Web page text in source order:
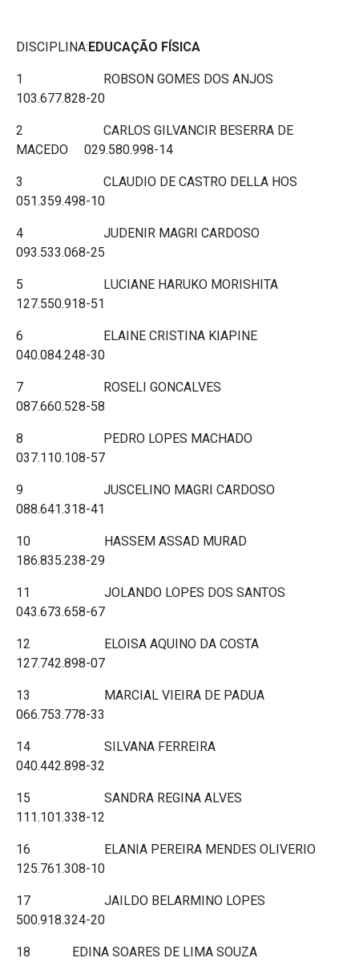
DISCIPLINA:EDUCAÇÃO FÍSICA
1 ROBSON GOMES DOS ANJOS
103.677.828-20
2 CARLOS GILVANCIR BESERRA DE
MACEDO 029.580.998-14
3 CLAUDIO DE CASTRO DELLA HOS
051.359.498-10
4 JUDENIR MAGRI CARDOSO
093.533.068-25
5 LUCIANE HARUKO MORISHITA
127.550.918-51
6 ELAINE CRISTINA KIAPINE
040.084.248-30
7 ROSELI GONCALVES
087.660.528-58
8 PEDRO LOPES MACHADO
037.110.108-57
9 JUSCELINO MAGRI CARDOSO
088.641.318-41
10 HASSEM ASSAD MURAD
186.835.238-29
11 JOLANDO LOPES DOS SANTOS
043.673.658-67
12 ELOISA AQUINO DA COSTA
127.742.898-07
13 MARCIAL VIEIRA DE PADUA
066.753.778-33
14 SILVANA FERREIRA
040.442.898-32
15 SANDRA REGINA ALVES
111.101.338-12
16 ELANIA PEREIRA MENDES OLIVERIO
125.761.308-10
17 JAILDO BELARMINO LOPES
500.918.324-20
18 EDINA SOARES DE LIMA SOUZA